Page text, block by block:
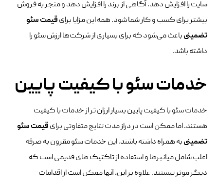
سایت را افزایش دهد. آگاهی از برند را افزایش دهد و منجر به فروش
بیشتر برای کسب و کار شما شود. همه این مزایا برایقیمت سئو
تضمینیباعث می‌شود که برای بسیاری از شرکت‌ها ارزش سئو را
داشته باشد.
خدمات سئو با کیفیت پایین
خدمات سئو با کیفیت پایین بسیار ارزان تر از خدمات با کیفیت
هستند. اما ممکن است در دراز مدت نتایج متفاوتی برایقیمت سئو
تضمینیبه همراه داشته باشند. این خدمات سئو مقرون به صرفه
اغلب شامل میانبرها و استفاده از تاکتیک های قدیمی است که
دیگر موثر نیستند. علاوه بر این، آنها ممکن است از اقدامات